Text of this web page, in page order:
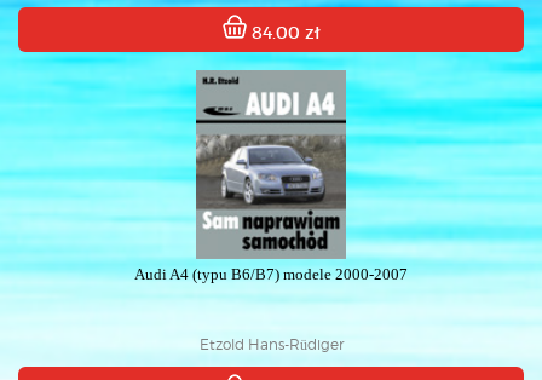
84.00 zł
Audi A4 (typu B6/B7) modele 2000-2007
Etzold Hans-Rüdiger